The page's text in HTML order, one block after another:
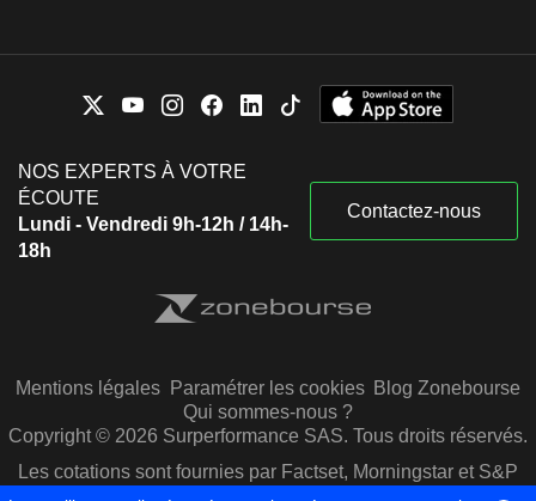
NOS EXPERTS À VOTRE
ÉCOUTE
Lundi - Vendredi 9h-12h / 14h-
18h
Contactez-nous
Mentions légales Paramétrer les cookies Blog Zonebourse
Qui sommes-nous ?
Copyright © 2026 Surperformance SAS. Tous droits réservés.
Les cotations sont fournies par Factset, Morningstar et S&P
Capital IQ